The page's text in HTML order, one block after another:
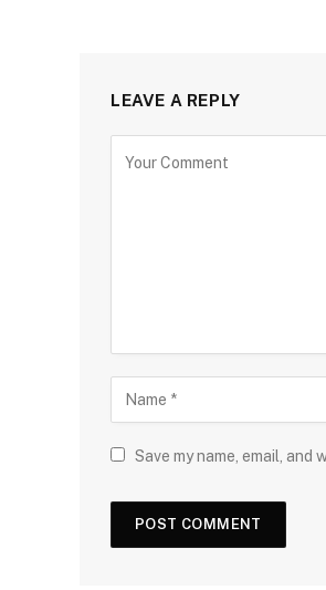
LEAVE A REPLY
Save my name, email,